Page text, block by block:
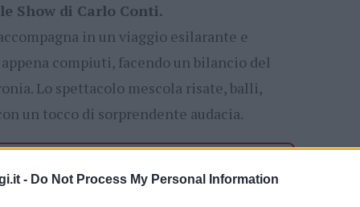
- Do Not Process My Personal Information
Show di Carlo Conti.
in un viaggio esilarante e
compiuti, facendo un bilancio del
Lo spettacolo mescola risate, balli,
un tocco di sorprendente audacia.
nazionali?